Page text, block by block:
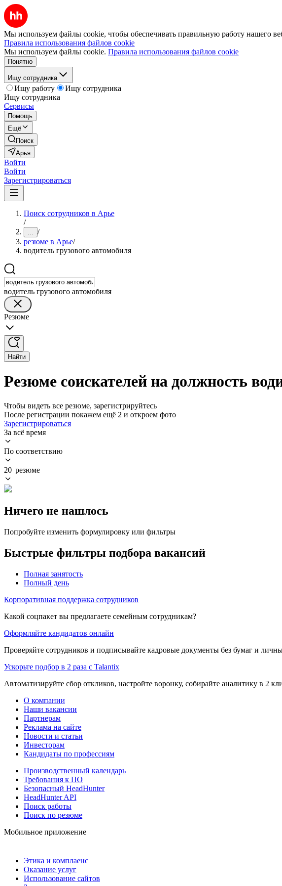
Мы используем файлы cookie, чтобы обеспечивать правильную работу нашего
Правила использования файлов cookie
Мы используем файлы cookie. Правила использования файлов cookie
Понятно
Ищу сотрудника
Ищу работу
Ищу сотрудника
Ищу сотрудника
Сервисы
Помощь
Ещё
Поиск
Арья
Войти
Войти
Зарегистрироваться
Поиск сотрудников в Арье
/
... /
резюме в Арье/
водитель грузового автомобиля
водитель грузового автомобиля
Резюме
Найти
Резюме соискателей на должность
Чтобы видеть все резюме, зарегистрируйтесь
После регистрации покажем ещё 2 и откроем фото
Зарегистрироваться
За всё время
По соответствию
20 резюме
Ничего не нашлось
Попробуйте изменить формулировку или фильтры
Быстрые фильтры подбора вакансий
Полная занятость
Полный день
Корпоративная поддержка сотрудников
Какой соцпакет вы предлагаете семейным сотрудникам?
Оформляйте кандидатов онлайн
Проверяйте сотрудников и подписывайте кадровые документы без бумаг и
Ускорьте подбор в 2 раза с Talantix
Автоматизируйте сбор откликов, настройте воронку, собирайте аналитику в 2
О компании
Наши вакансии
Партнерам
Реклама на сайте
Новости и статьи
Инвесторам
Кандидаты по профессиям
Производственный календарь
Требования к ПО
Безопасный HeadHunter
HeadHunter API
Поиск работы
Поиск по резюме
Мобильное приложение
Этика и комплаенс
Оказание услуг
Использование сайтов